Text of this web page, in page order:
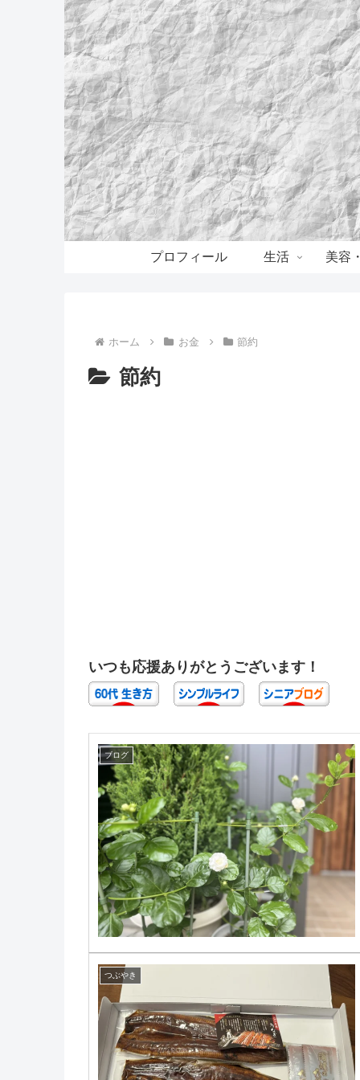
プロフィール 生活 美容
ホーム お金 節約
節約
いつも応援ありがとうございます！
ブログ
つぶやき